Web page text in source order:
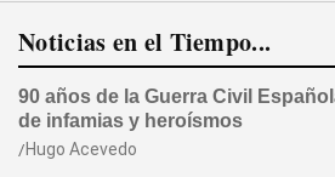
Noticias en el Tiempo...
90 años de la Guerra Civil
de infamias y heroísmos
Hugo Acevedo